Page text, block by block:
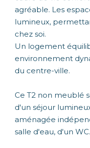
agréable. Les
lumineux,
chez soi.
Un logement
environnement
du centre-ville.
Ce T2 non meublé
d'un séjour
aménagée
salle d'eau, d'un WC.